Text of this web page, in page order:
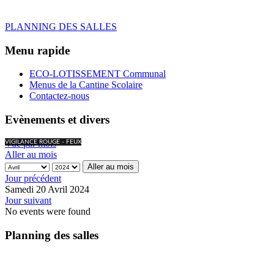
PLANNING DES SALLES
Menu rapide
ECO-LOTISSEMENT Communal
Menus de la Cantine Scolaire
Contactez-nous
Evènements et divers
VIGILANCE ROUGE - FEUX
Vue par mois
Aller au mois
Aller au mois
Jour précédent
Samedi 20 Avril 2024
Jour suivant
No events were found
Planning des salles